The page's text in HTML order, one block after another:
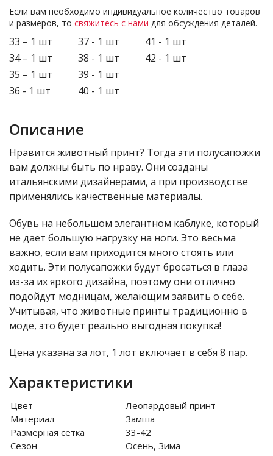
Если вам необходимо индивидуальное количество товаров
и размеров, то свяжитесь с нами для обсуждения деталей.
33 – 1 шт
34 – 1 шт
35 – 1 шт
36 - 1 шт
37 - 1 шт
38 - 1 шт
39 - 1 шт
40 - 1 шт
41 - 1 шт
42 - 1 шт
Описание
Нравится животный принт? Тогда эти полусапожки
вам должны быть по нраву. Они созданы
итальянскими дизайнерами, а при производстве
применялись качественные материалы.
Обувь на небольшом элегантном каблуке, который
не дает большую нагрузку на ноги. Это весьма
важно, если вам приходится много стоять или
ходить. Эти полусапожки будут бросаться в глаза
из-за их яркого дизайна, поэтому они отлично
подойдут модницам, желающим заявить о себе.
Учитывая, что животные принты традиционно в
моде, это будет реально выгодная покупка!
Цена указана за лот, 1 лот включает в себя 8 пар.
Характеристики
Цвет
Леопардовый принт
Материал
Замша
Размерная сетка
33-42
Сезон
Осень, Зима